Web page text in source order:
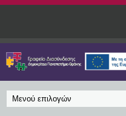
Παράκαμψη προς το κυρίως